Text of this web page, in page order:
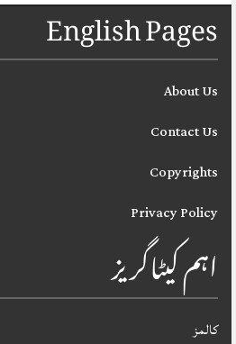
English Pages
About Us
Contact Us
Copyrights
Privacy Policy
اہم کیٹاگریز
کالمز